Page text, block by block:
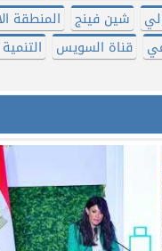
شين فينج المنطقة
قناة السويس